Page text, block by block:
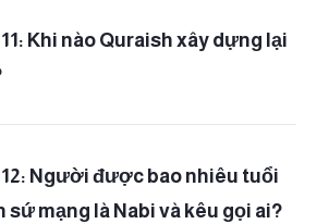
Khi nào Quraish xây dựng lại
12: Người được bao nhiêu tuổi
sứ mạng là Nabi và kêu gọi ai?